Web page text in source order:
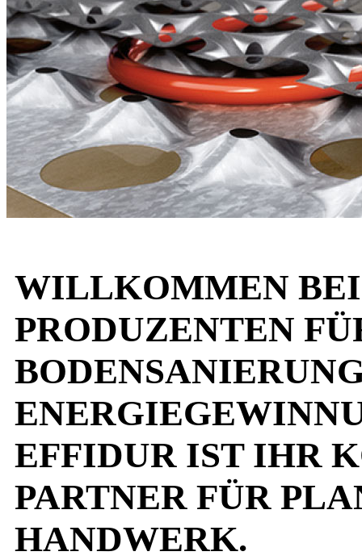
WILLKOMMEN
PRODUZENTEN
EFFIDUR IST IHR
PARTNER FÜR
HANDWERK.